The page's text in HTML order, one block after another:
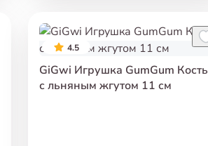
4.5
GiGwi Игрушка GumGum Кость
с льняным жгутом 11 см